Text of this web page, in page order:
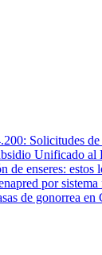
Solicitudes
Unificado al
de enseres:
por
de gonorrea